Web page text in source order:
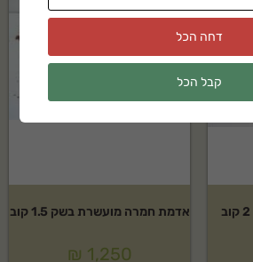
אדמת חמרה מועשרת בשק 1.5 קוב
₪ 1,250
דחה הכל
קבל הכל